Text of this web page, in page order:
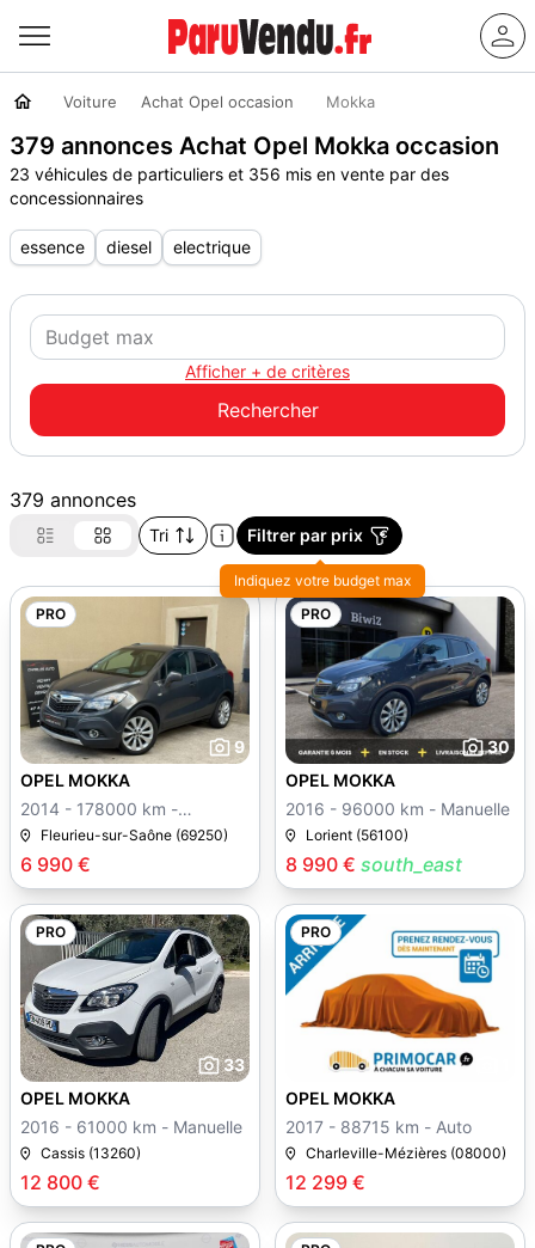
Voiture Achat Opel occasion Mokka
379 annonces Achat Opel Mokka occasion
23 véhicules de particuliers et 356 mis en vente par des
concessionnaires
essence diesel electrique
Afficher + de critères
379 annonces
Tri Filtrer par prix
Indiquez votre budget max
PRO
9
6 990 €
OPEL MOKKA
2014 - 178000 km -
Manuelle
Fleurieu-sur-Saône (69250)
PRO
30
8 990 € south_east
OPEL MOKKA
2016 - 96000 km - Manuelle
Lorient (56100)
PRO
33
12 800 €
OPEL MOKKA
2016 - 61000 km - Manuelle
Cassis (13260)
PRO
12 299 €
OPEL MOKKA
2017 - 88715 km - Auto
Charleville-Mézières (08000)